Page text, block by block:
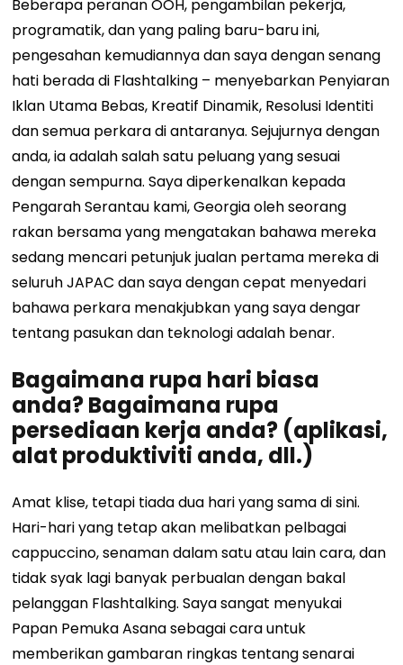
Beberapa peranan OOH, pengambilan pekerja,
programatik, dan yang paling baru-baru ini,
pengesahan kemudiannya dan saya dengan senang
hati berada di Flashtalking – menyebarkan Penyiaran
Iklan Utama Bebas, Kreatif Dinamik, Resolusi Identiti
dan semua perkara di antaranya. Sejujurnya dengan
anda, ia adalah salah satu peluang yang sesuai
dengan sempurna. Saya diperkenalkan kepada
Pengarah Serantau kami, Georgia oleh seorang
rakan bersama yang mengatakan bahawa mereka
sedang mencari petunjuk jualan pertama mereka di
seluruh JAPAC dan saya dengan cepat menyedari
bahawa perkara menakjubkan yang saya dengar
tentang pasukan dan teknologi adalah benar.
Bagaimana rupa hari biasa
anda? Bagaimana rupa
persediaan kerja anda? (aplikasi,
alat produktiviti anda, dll.)
Amat klise, tetapi tiada dua hari yang sama di sini.
Hari-hari yang tetap akan melibatkan pelbagai
cappuccino, senaman dalam satu atau lain cara, dan
tidak syak lagi banyak perbualan dengan bakal
pelanggan Flashtalking. Saya sangat menyukai
Papan Pemuka Asana sebagai cara untuk
memberikan gambaran ringkas tentang senarai